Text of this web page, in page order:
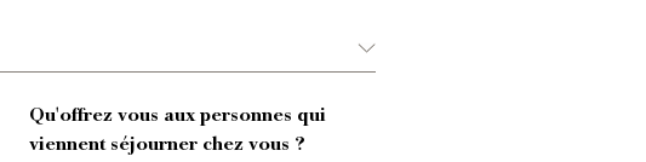
Qu'offrez vous aux personnes qui
viennent séjourner chez vous ?